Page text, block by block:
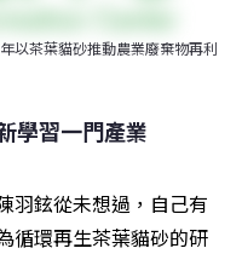
以茶葉貓砂推動農業廢棄物再利
學習一門產業
羽鉉從未想過，自己有
循環再生茶葉貓砂的研